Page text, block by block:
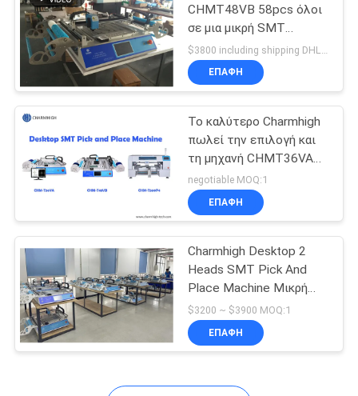
CHMT48VB 58pcs όλοι
σε μια μικρή SMT
επιλογών και θέσεων
υπολογιστών γραφείου
μηχανών μηχανή
ΕΠΑΦΉ
Το καλύτερο Charmhigh
πωλεί την επιλογή και
τη μηχανή CHMT36VA
CHMT48VB
CHMT560P4
υπολογιστών γραφείου
negotiable MOQ:1
ΕΠΑΦΉ
Charmhigh Desktop 2
Heads SMT Pick And
Place Machine Μικρή
παραγωγή παρτίδων
Πρωτότυποποίηση
Έρευνα Διδασκαλία
$3200 ~ $3900 MOQ:1
ΕΠΑΦΉ